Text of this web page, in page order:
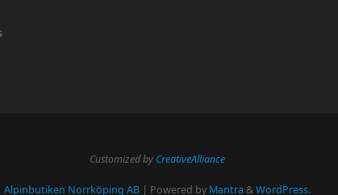
Customized by CreativeAlliance
Alpinbutiken Norrköping AB | Powered by Mantra &WordPress.